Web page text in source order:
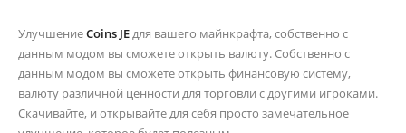
УлучшениеCoins JEдля вашего майнкрафта, собственно с
данным модом вы сможете открыть валюту. Собственно с
данным модом вы сможете открыть финансовую систему,
валюту различной ценности для торговли с другими игроками.
Скачивайте, и открывайте для себя просто замечательное